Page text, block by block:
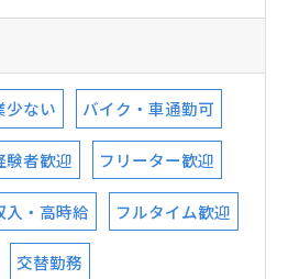
少ない バイク・車通勤可
験者歓迎 フリーター歓迎
入・高時給 フルタイム歓迎
交替勤務